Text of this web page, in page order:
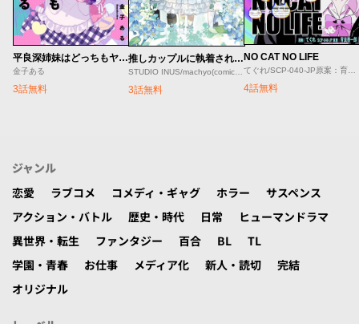
平良深姉妹はどっちもヤんでる
金子ある
3話無料
推しカップルに執着されはじめました
3話無料
NO CAT NO LIFE
4話無料
ジャンル
恋愛
ラブコメ コメディ・ギャグ ホラー
サスペンス
アクション・バトル
歴史・時代 日常
ヒューマンドラマ
異世界・転生
ファンタジー 百合 BL
TL
学園・青春
お仕事 メディア化 新人・読切
完結
オリジナル